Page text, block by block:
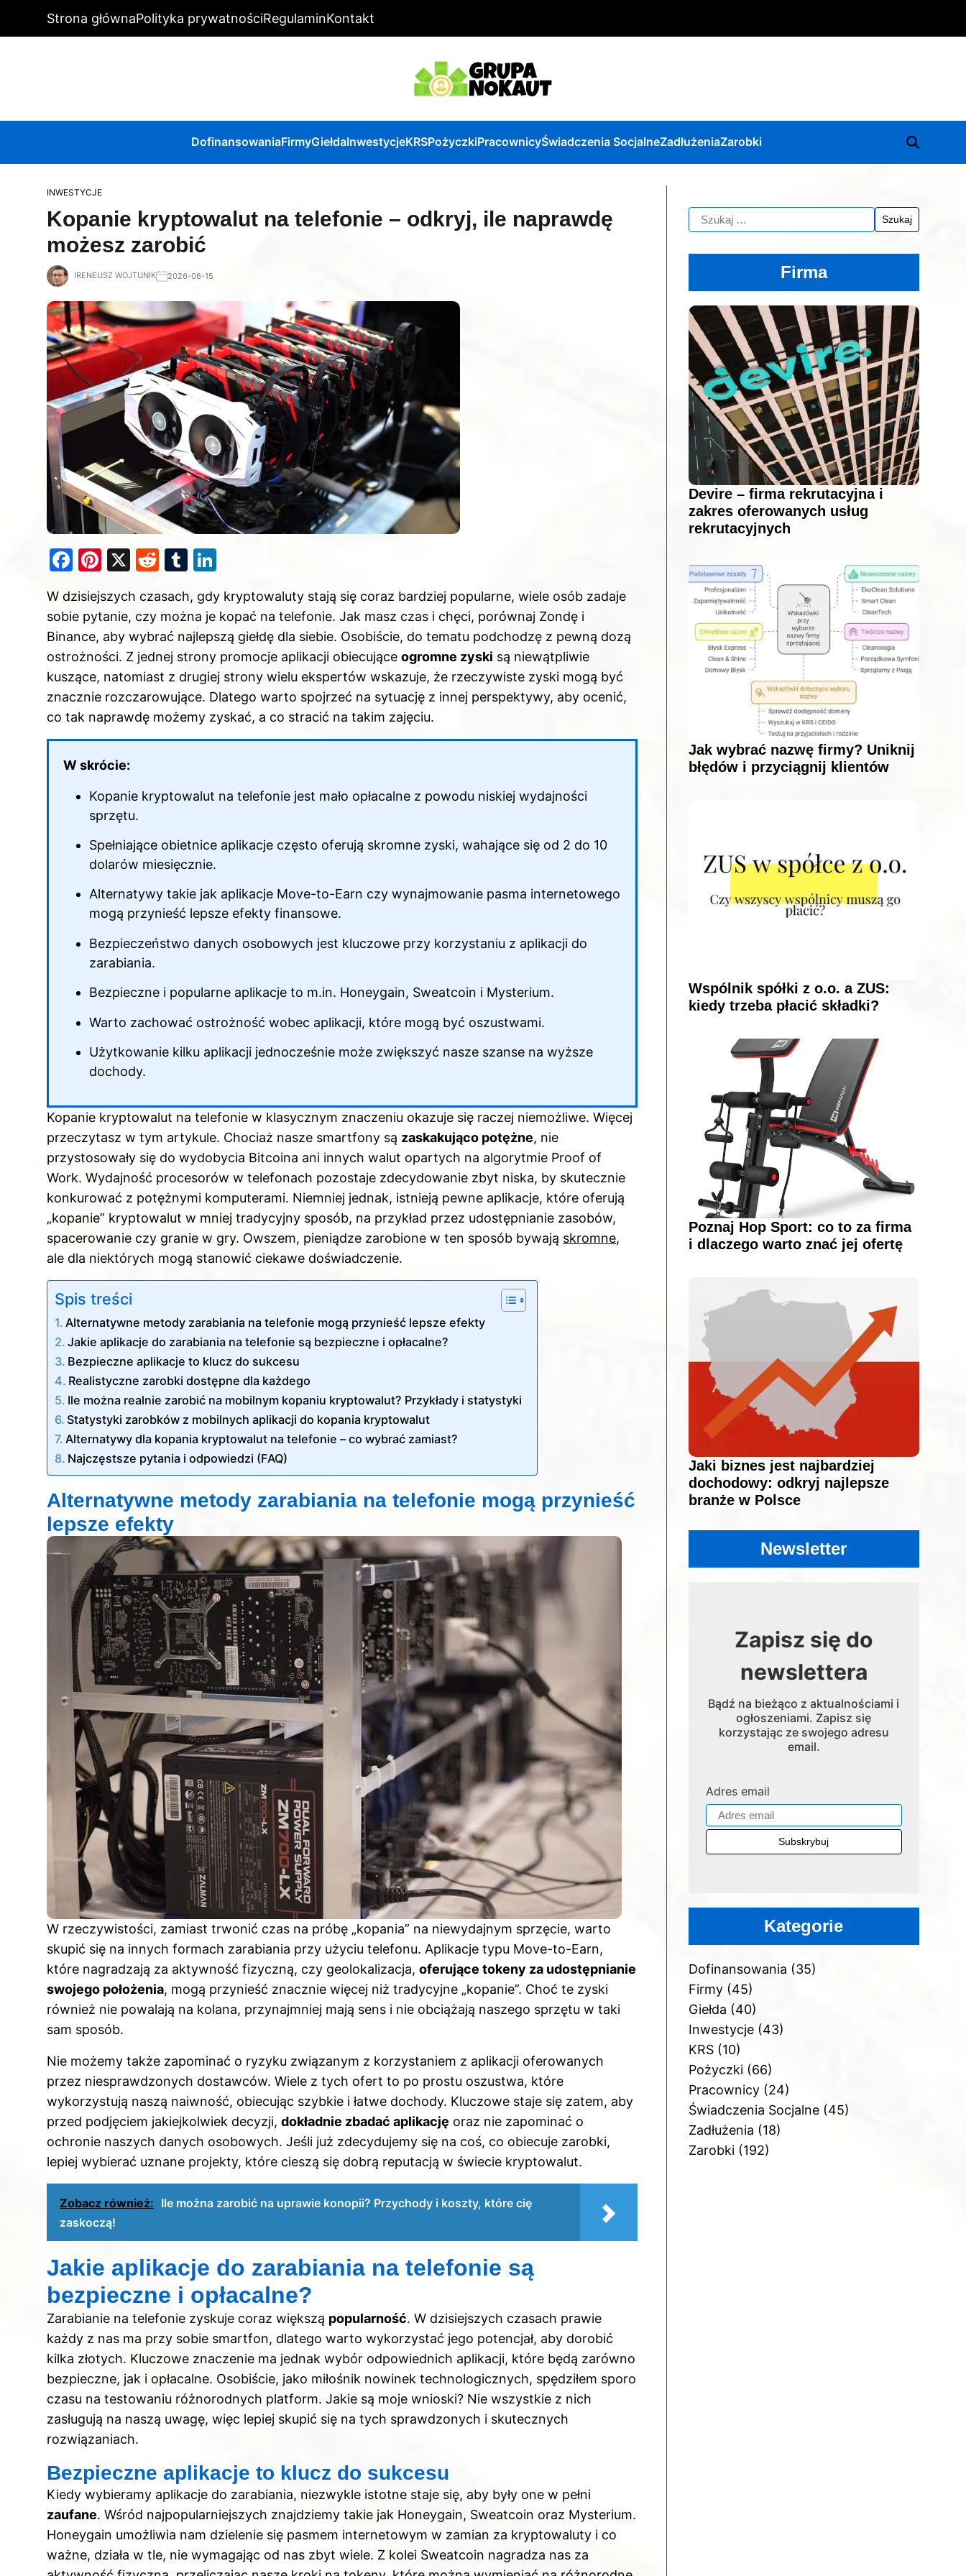
Strona głównaPolityka prywatnościRegulaminKontakt
DofinansowaniaFirmyGiełdaInwestycjeKRSPożyczkiPracownicyŚwiadczenia SocjalneZadłużeniaZarobki
INWESTYCJE
Kopanie kryptowalut na telefonie – odkryj, ile naprawdę
możesz zarobić
IRENEUSZ WOJTUNIK 2026-06-15
F
c
e
b
o
o
k
Pi
er
e
st
X
R
d
di
t
T
m
bl
r
k
e
dI
n
W dzisiejszych czasach, gdy kryptowaluty stają się coraz bardziej popularne, wiele osób zadaje
sobie pytanie, czy można je kopać na telefonie. Jak masz czas i chęci, porównaj Zondę i
Binance, aby wybrać najlepszą giełdę dla siebie. Osobiście, do tematu podchodzę z pewną dozą
ostrożności. Z jednej strony promocje aplikacji obiecujące ogromne zyski są niewątpliwie
kuszące, natomiast z drugiej strony wielu ekspertów wskazuje, że rzeczywiste zyski mogą być
znacznie rozczarowujące. Dlatego warto spojrzeć na sytuację z innej perspektywy, aby ocenić,
co tak naprawdę możemy zyskać, a co stracić na takim zajęciu.
W skrócie:
Kopanie kryptowalut na telefonie jest mało opłacalne z powodu niskiej wydajności
sprzętu.
Spełniające obietnice aplikacje często oferują skromne zyski, wahające się od 2 do 10
dolarów miesięcznie.
Alternatywy takie jak aplikacje Move-to-Earn czy wynajmowanie pasma internetowego
mogą przynieść lepsze efekty finansowe.
Bezpieczeństwo danych osobowych jest kluczowe przy korzystaniu z aplikacji do
zarabiania.
Bezpieczne i popularne aplikacje to m.in. Honeygain, Sweatcoin i Mysterium.
Warto zachować ostrożność wobec aplikacji, które mogą być oszustwami.
Użytkowanie kilku aplikacji jednocześnie może zwiększyć nasze szanse na wyższe
dochody.
Kopanie kryptowalut na telefonie w klasycznym znaczeniu okazuje się raczej niemożliwe. Więcej
przeczytasz w tym artykule. Chociaż nasze smartfony są zaskakująco potężne, nie
przystosowały się do wydobycia Bitcoina ani innych walut opartych na algorytmie Proof of
Work. Wydajność procesorów w telefonach pozostaje zdecydowanie zbyt niska, by skutecznie
konkurować z potężnymi komputerami. Niemniej jednak, istnieją pewne aplikacje, które oferują
„kopanie” kryptowalut w mniej tradycyjny sposób, na przykład przez udostępnianie zasobów,
spacerowanie czy granie w gry. Owszem, pieniądze zarobione w ten sposób bywają skromne,
ale dla niektórych mogą stanowić ciekawe doświadczenie.
Spis treści
Alternatywne metody zarabiania na telefonie mogą przynieść lepsze efekty
Jakie aplikacje do zarabiania na telefonie są bezpieczne i opłacalne?
Bezpieczne aplikacje to klucz do sukcesu
Realistyczne zarobki dostępne dla każdego
Ile można realnie zarobić na mobilnym kopaniu kryptowalut? Przykłady i statystyki
Statystyki zarobków z mobilnych aplikacji do kopania kryptowalut
Alternatywy dla kopania kryptowalut na telefonie – co wybrać zamiast?
Najczęstsze pytania i odpowiedzi (FAQ)
Alternatywne metody zarabiania na telefonie mogą przynieść
lepsze efekty
W rzeczywistości, zamiast trwonić czas na próbę „kopania” na niewydajnym sprzęcie, warto
skupić się na innych formach zarabiania przy użyciu telefonu. Aplikacje typu Move-to-Earn,
które nagradzają za aktywność fizyczną, czy geolokalizacja, oferujące tokeny za udostępnianie
swojego położenia, mogą przynieść znacznie więcej niż tradycyjne „kopanie”. Choć te zyski
również nie powalają na kolana, przynajmniej mają sens i nie obciążają naszego sprzętu w taki
sam sposób.
Nie możemy także zapominać o ryzyku związanym z korzystaniem z aplikacji oferowanych
przez niesprawdzonych dostawców. Wiele z tych ofert to po prostu oszustwa, które
wykorzystują naszą naiwność, obiecując szybkie i łatwe dochody. Kluczowe staje się zatem, aby
przed podjęciem jakiejkolwiek decyzji, dokładnie zbadać aplikację oraz nie zapominać o
ochronie naszych danych osobowych. Jeśli już zdecydujemy się na coś, co obiecuje zarobki,
lepiej wybierać uznane projekty, które cieszą się dobrą reputacją w świecie kryptowalut.
Zobacz również: Ile można zarobić na uprawie konopii? Przychody i koszty, które cię
zaskoczą!
Jakie aplikacje do zarabiania na telefonie są
bezpieczne i opłacalne?
Zarabianie na telefonie zyskuje coraz większą popularność. W dzisiejszych czasach prawie
każdy z nas ma przy sobie smartfon, dlatego warto wykorzystać jego potencjał, aby dorobić
kilka złotych. Kluczowe znaczenie ma jednak wybór odpowiednich aplikacji, które będą zarówno
bezpieczne, jak i opłacalne. Osobiście, jako miłośnik nowinek technologicznych, spędziłem sporo
czasu na testowaniu różnorodnych platform. Jakie są moje wnioski? Nie wszystkie z nich
zasługują na naszą uwagę, więc lepiej skupić się na tych sprawdzonych i skutecznych
rozwiązaniach.
Bezpieczne aplikacje to klucz do sukcesu
Kiedy wybieramy aplikacje do zarabiania, niezwykle istotne staje się, aby były one w pełni
zaufane. Wśród najpopularniejszych znajdziemy takie jak Honeygain, Sweatcoin oraz Mysterium.
Honeygain umożliwia nam dzielenie się pasmem internetowym w zamian za kryptowaluty i co
ważne, działa w tle, nie wymagając od nas zbyt wiele. Z kolei Sweatcoin nagradza nas za
Firma
Devire – firma rekrutacyjna i
zakres oferowanych usług
rekrutacyjnych
Jak wybrać nazwę firmy? Uniknij
błędów i przyciągnij klientów
Wspólnik spółki z o.o. a ZUS:
kiedy trzeba płacić składki?
Poznaj Hop Sport: co to za firma
i dlaczego warto znać jej ofertę
Jaki biznes jest najbardziej
dochodowy: odkryj najlepsze
branże w Polsce
Newsletter
Zapisz się do
newslettera
Bądź na bieżąco z aktualnościami i
ogłoszeniami. Zapisz się
korzystając ze swojego adresu
email.
Adres email
Kategorie
Dofinansowania (35)
Firmy(45)
Giełda (40)
Inwestycje(43)
KRS(10)
Pożyczki(66)
Pracownicy(24)
Świadczenia Socjalne(45)
Zadłużenia (18)
Zarobki(192)